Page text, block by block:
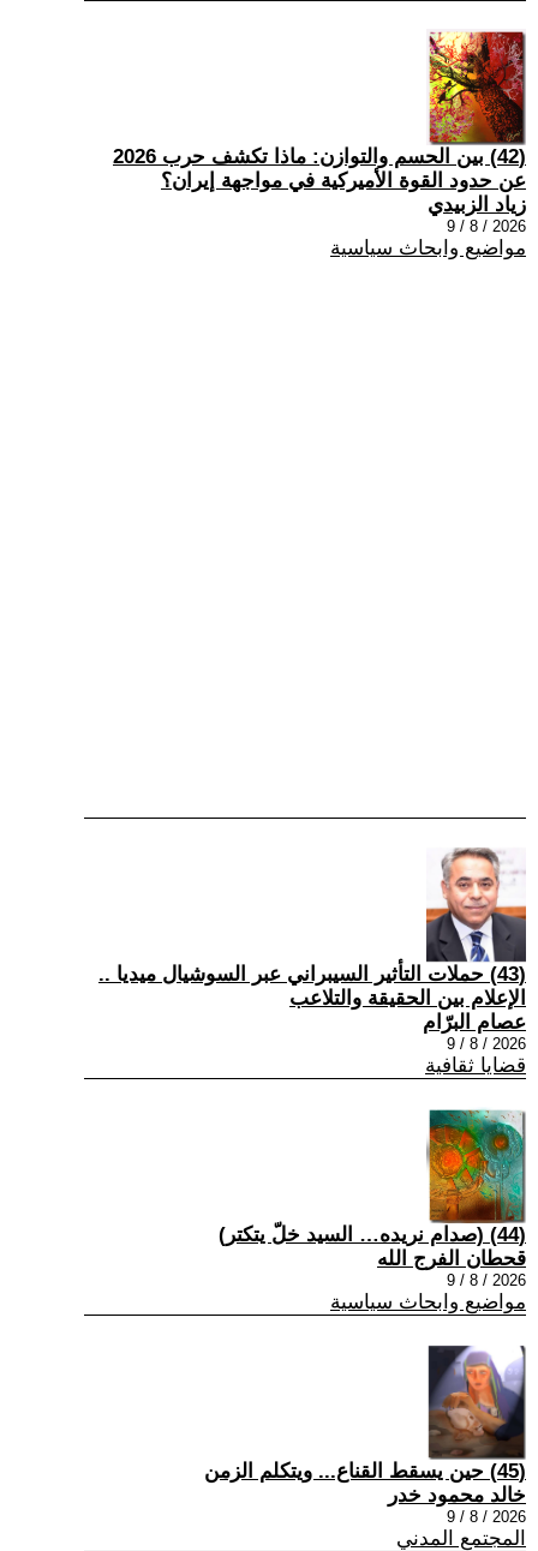
(42) بين الحسم والتوازن: ماذا تكشف حرب 2026
عن حدود القوة الأميركية في مواجهة إيران؟
زياد الزبيدي
2026 / 8 / 9
مواضيع وابحاث سياسية
(43) حملات التأثير السيبراني عبر السوشيال ميديا ..
الإعلام بين الحقيقة والتلاعب
عصام البرّام
2026 / 8 / 9
قضايا ثقافية
(44) (صدام نريده… السيد خلّ يتكتر)
قحطان الفرج الله
2026 / 8 / 9
مواضيع وابحاث سياسية
(45) حين يسقط القناع... ويتكلم الزمن
خالد محمود خدر
2026 / 8 / 9
المجتمع المدني